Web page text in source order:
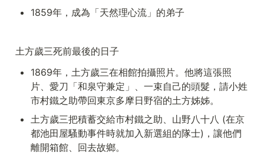
1859年，成為「天然理心流」的弟子
土方歲三死前最後的日子
1869年，土方歲三在相館拍攝照片。他將這張照
片、愛刀「和泉守兼定」、一束自己的頭髮，請小姓
市村鐵之助帶回東京多摩日野宿的土方姊姊。
土方歲三把積蓄交給市村鐵之助、山野八十八 (在京
都池田屋騷動事件時就加入新選組的隊士)，讓他們
離開箱館、回去故鄉。